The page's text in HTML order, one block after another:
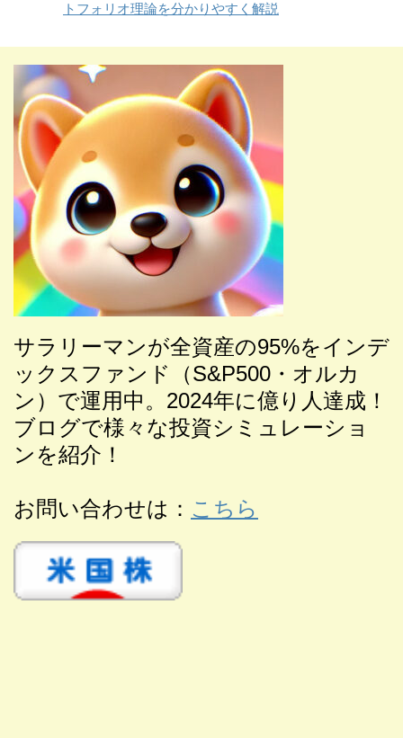
トフォリオ理論を分かりやすく解説
サラリーマンが全資産の95%をインデ
ックスファンド（S&P500・オルカ
ン）で運用中。2024年に億り人達成！
ブログで様々な投資シミュレーショ
ンを紹介！
お問い合わせは： こちら